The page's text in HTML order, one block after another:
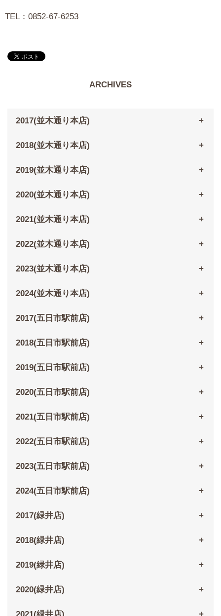
TEL：0852-67-6253
ARCHIVES
2017(並木通り本店)
2018(並木通り本店)
2019(並木通り本店)
2020(並木通り本店)
2021(並木通り本店)
2022(並木通り本店)
2023(並木通り本店)
2024(並木通り本店)
2017(五日市駅前店)
2018(五日市駅前店)
2019(五日市駅前店)
2020(五日市駅前店)
2021(五日市駅前店)
2022(五日市駅前店)
2023(五日市駅前店)
2024(五日市駅前店)
2017(緑井店)
2018(緑井店)
2019(緑井店)
2020(緑井店)